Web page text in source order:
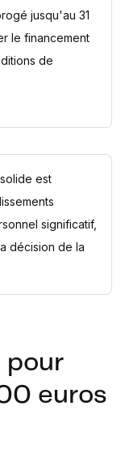
jusqu'au 31
le financement
de
est
significatif,
décision de la
pour
euros